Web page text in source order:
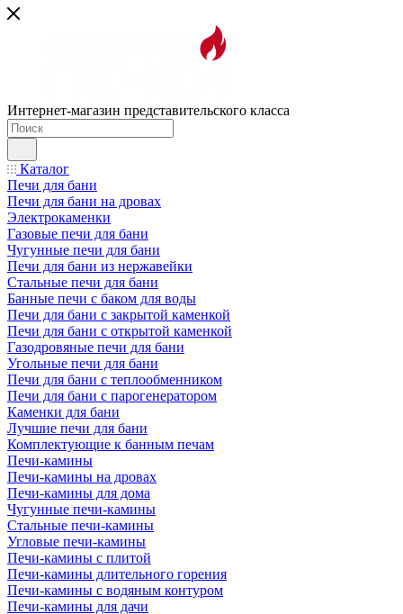
Интернет-магазин представительского класса
Каталог
Печи для бани
Печи для бани на дровах
Электрокаменки
Газовые печи для бани
Чугунные печи для бани
Печи для бани из нержавейки
Стальные печи для бани
Банные печи с баком для воды
Печи для бани с закрытой каменкой
Печи для бани с открытой каменкой
Газодровяные печи для бани
Угольные печи для бани
Печи для бани с теплообменником
Печи для бани с парогенератором
Каменки для бани
Лучшие печи для бани
Комплектующие к банным печам
Печи-камины
Печи-камины на дровах
Печи-камины для дома
Чугунные печи-камины
Стальные печи-камины
Угловые печи-камины
Печи-камины с плитой
Печи-камины длительного горения
Печи-камины с водяным контуром
Печи-камины для дачи